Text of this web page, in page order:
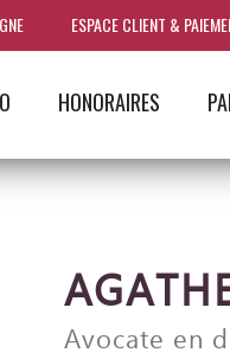
ESPACE CLIENT &
HONORAIRES
Avocate en